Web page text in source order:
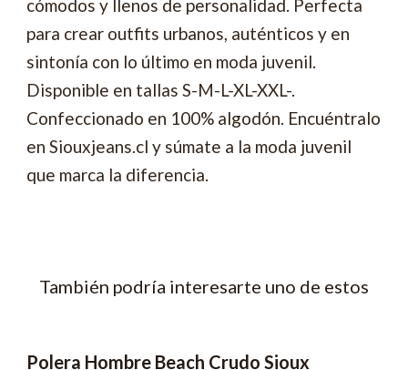
cómodos y llenos de personalidad. Perfecta
para crear outfits urbanos, auténticos y en
sintonía con lo último en moda juvenil.
Disponible en tallas S-M-L-XL-XXL-.
Confeccionado en 100% algodón. Encuéntralo
en Siouxjeans.cl y súmate a la moda juvenil
que marca la diferencia.
También podría interesarte uno de estos
Polera Hombre Beach Crudo Sioux